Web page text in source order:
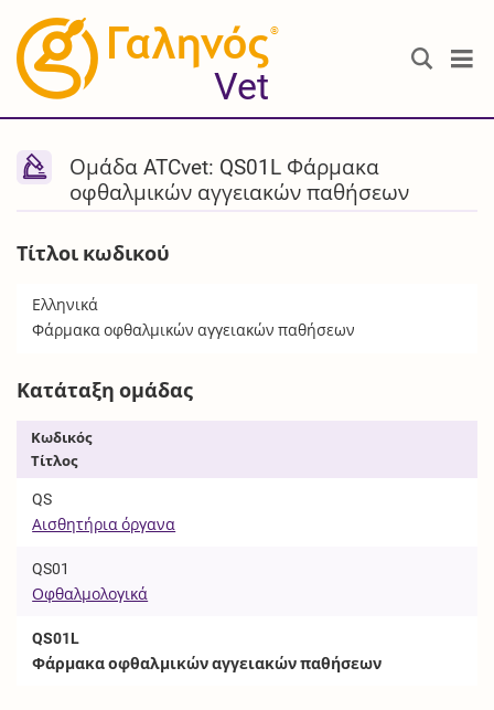
®
Vet
Ομάδα ATCvet: QS01L Φάρμακα
οφθαλμικών αγγειακών παθήσεων
Τίτλοι κωδικού
Ελληνικά
Φάρμακα οφθαλμικών αγγειακών παθήσεων
Κατάταξη ομάδας
Κωδικός
Τίτλος
QS
Αισθητήρια όργανα
QS01
Οφθαλμολογικά
QS01L
Φάρμακα οφθαλμικών αγγειακών παθήσεων